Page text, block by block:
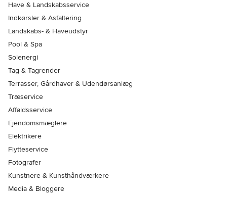
Have & Landskabsservice
Indkørsler & Asfaltering
Landskabs- & Haveudstyr
Pool & Spa
Solenergi
Tag & Tagrender
Terrasser, Gårdhaver & Udendørsanlæg
Træservice
Affaldsservice
Ejendomsmæglere
Elektrikere
Flytteservice
Fotografer
Kunstnere & Kunsthåndværkere
Media & Bloggere